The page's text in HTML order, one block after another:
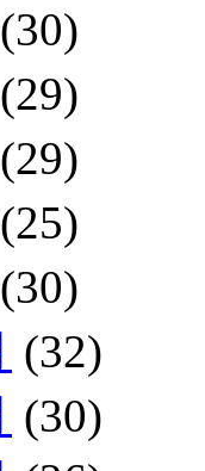
(30)
(29)
(29)
(25)
(30)
(32)
(30)